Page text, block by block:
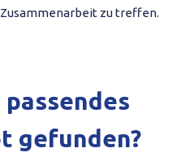
zu treffen.
gefunden?